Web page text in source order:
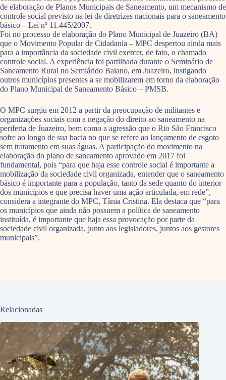
de elaboração de Planos Municipais de Saneamento, um mecanismo de
controle social previsto na lei de diretrizes nacionais para o saneamento
básico – Lei nº 11.445/2007.
Foi no processo de elaboração do Plano Municipal de Juazeiro (BA)
que o Movimento Popular de Cidadania – MPC despertou ainda mais
para a importância da sociedade civil exercer, de fato, o chamado
controle social. A experiência foi partilhada durante o Seminário de
Saneamento Rural no Semiárido Baiano, em Juazeiro, instigando
outros municípios presentes a se mobilizarem em torno da elaboração
do Plano Municipal de Saneamento Básico – PMSB.
O MPC surgiu em 2012 a partir da preocupação de militantes e
organizações sociais com a negação do direito ao saneamento na
periferia de Juazeiro, bem como a agressão que o Rio São Francisco
sofre ao longo de sua bacia no que se refere ao lançamento de esgoto
sem tratamento em suas águas. A participação do movimento na
elaboração do plano de saneamento aprovado em 2017 foi
fundamental, pois “para que haja esse controle social é importante a
mobilização da sociedade civil organizada, entender que o saneamento
básico é importante para a população, tanto da sede quanto do interior
dos municípios e que precisa haver uma ação articulada, em rede”,
considera a integrante do MPC, Tânia Cristina. Ela destaca que “para
os municípios que ainda não possuem a política de saneamento
instituída, é importante que haja essa provocação por parte da
sociedade civil organizada, junto aos legisladores, juntos aos gestores
municipais”.
Relacionadas